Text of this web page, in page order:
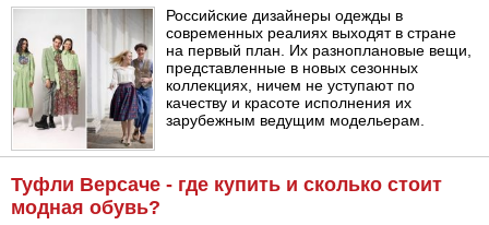
Российские дизайнеры одежды в
современных реалиях выходят в стране
на первый план. Их разноплановые вещи,
представленные в новых сезонных
коллекциях, ничем не уступают по
качеству и красоте исполнения их
зарубежным ведущим модельерам.
Туфли Версаче - где купить и сколько стоит
модная обувь?